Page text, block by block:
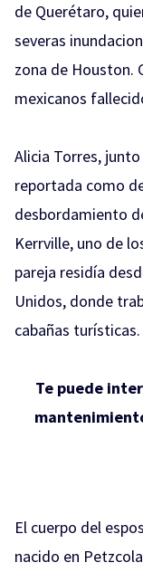
de Querétaro,
severas
zona de Houston.
mexicanos
Alicia Torres,
reportada como
desbordamiento
Kerrville, uno de
pareja residía
Unidos, donde
cabañas turísticas.
Te puede
El cuerpo del
nacido en